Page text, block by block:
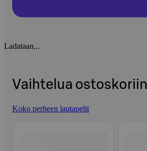
Ladataan...
Vaihtelua ostoskoriin
Koko perheen lautapelit